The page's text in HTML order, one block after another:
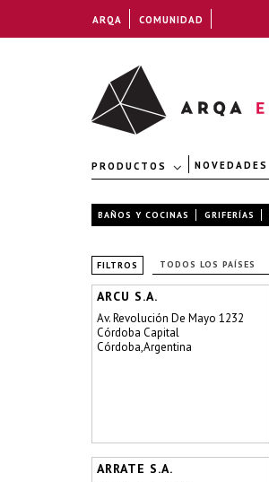
PRODUCTOS NOVEDADES
BAÑOS Y COCINAS GRIFERÍAS
FILTROS TODOS LOS PAÍSES
ARCU S.A.
Av. Revolución De Mayo 1232
Córdoba Capital
Córdoba,Argentina
ARRATE S.A.
ARQA COMUNIDAD